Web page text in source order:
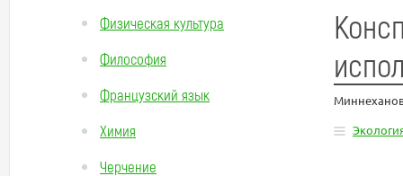
Физическая культура
Философия
Французский язык
Химия
Черчение